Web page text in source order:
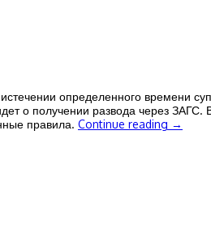
определенного времени
о получении развода через
правила. Continue reading →